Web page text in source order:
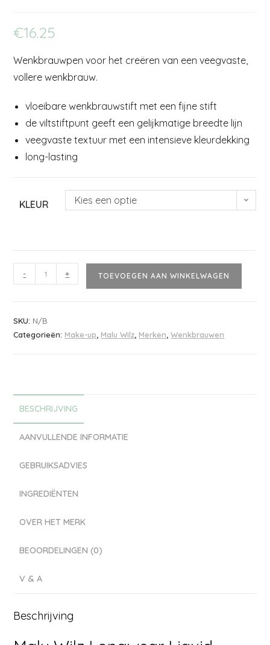
€16.25
Wenkbrauwpen voor het creëren van een veegvaste,
vollere wenkbrauw.
vloeibare wenkbrauwstift met een fijne stift
de viltstiftpunt geeft een gelijkmatige breedte lijn
veegvaste textuur met een intensieve kleurdekking
long-lasting
KLEUR Kies een optie
- + TOEVOEGEN AAN WINKELWAGEN
SKU: N/B
Categorieën: Make-up Malu Wilz Merken ,Wenkbrauwen
BESCHRIJVING
AANVULLENDE INFORMATIE
GEBRUIKSADVIES
INGREDIËNTEN
OVER HET MERK
BEOORDELINGEN (0)
V & A
Beschrijving